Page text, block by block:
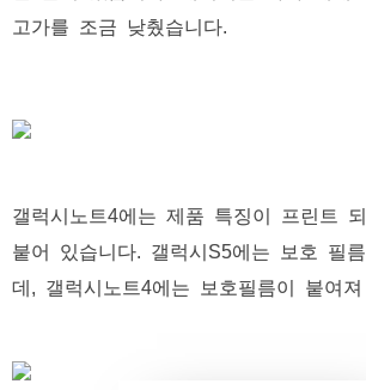
고가를 조금 낮췄습니다.
갤럭시노트4에는 제품 특징이 프린트
붙어 있습니다. 갤럭시S5에는 보호 필
데, 갤럭시노트4에는 보호필름이 붙여